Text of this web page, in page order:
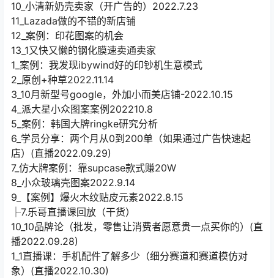
10_小清新奶壳卖家（开广告的）2022.7.23
11_Lazada做的不错的新店铺
12_案例：印花图案的机会
13_1又快又懒的钢化膜速卖通卖家
1_案例：我发现ibywind好的印钞机生意模式
2_原创+种草2022.11.14
3_10月新型号google，外加小而美店铺-2022.10.15
4_派大星小众图案案例202210.8
5_案例：韩国大牌ringke研究分析
6_学员分享：两个月从0到200单（如果通过广告快速起
店）(直播2022.09.29)
7_仿大牌案例：靠supcase款式赚20W
8_小众玻璃壳图案2022.9.14
9_【案例】爆火木纹贴皮元素2022.8.15
├7.乐哥直播课回放（干货）
10_10品牌论（批发，零售让消费者愿意贵一点买你的）(直
播2022.09.28)
1_1直播课：手机配件了解多少（细分赛道和赛道模仿对
象）(直播2022.10.30)